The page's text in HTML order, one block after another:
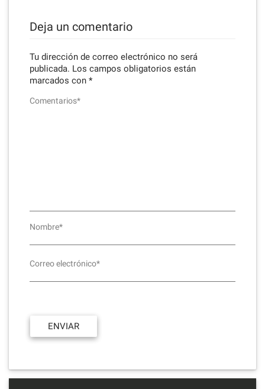
Deja un comentario
Tu dirección de correo electrónico no será
publicada. Los campos obligatorios están
marcados con *
Comentarios*
Nombre*
Correo electrónico*